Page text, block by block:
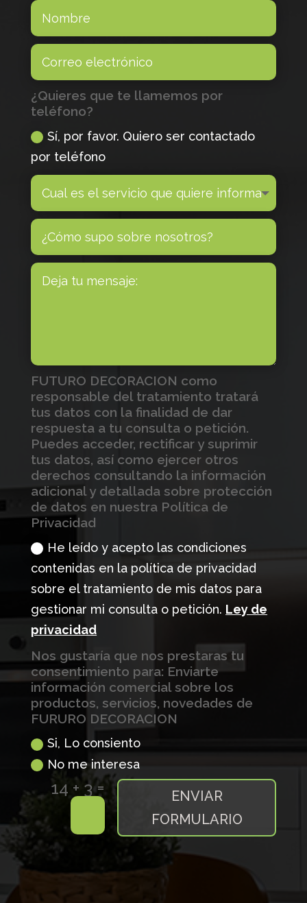
¿Quieres que te llamemos por
teléfono?
Sí, por favor. Quiero ser contactado
por teléfono
FUTURO DECORACION como
responsable del tratamiento tratará
tus datos con la finalidad de dar
respuesta a tu consulta o petición.
Puedes acceder, rectificar y suprimir
tus datos, así como ejercer otros
derechos consultando la información
adicional y detallada sobre protección
de datos en nuestra Política de
Privacidad
He leído y acepto las condiciones
contenidas en la política de privacidad
sobre el tratamiento de mis datos para
gestionar mi consulta o petición. Ley de
privacidad
Nos gustaría que nos prestaras tu
consentimiento para: Enviarte
información comercial sobre los
productos, servicios, novedades de
FURURO DECORACION
Si, Lo consiento
No me interesa
14 + 3=
ENVIAR
FORMULARIO